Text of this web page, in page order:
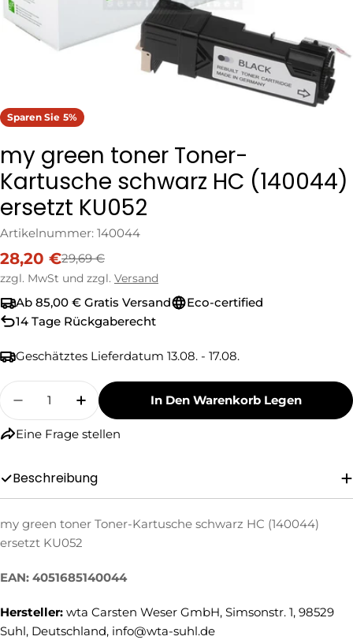
Sparen Sie 5%
my green toner Toner-
Kartusche schwarz HC (140044)
ersetzt KU052
Artikelnummer: 140044
Verkaufspreis
28,20 €
Regulärer
Preis
29,69 €
zzgl. MwSt und zzgl. Versand
Ab 85,00 € Gratis Versand
Eco-certified
14 Tage Rückgaberecht
Geschätztes Lieferdatum 13.08. - 17.08.
Menge
Menge Für My Green Toner Toner-
Menge Für My Green Toner Toner-
In Den Warenkorb Legen
Eine Frage stellen
Eine Frage stellen
Name
E-
Mail
Beschreibung
my green toner Toner-Kartusche schwarz HC (140044)
ersetzt KU052
EAN: 4051685140044
Hersteller: wta Carsten Weser GmbH, Simsonstr. 1, 98529
Suhl, Deutschland, info@wta-suhl.de